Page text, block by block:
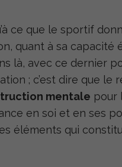
ce que le sportif
quant à sa capacité
là, avec ce dernier
; c’est dire que le
mentale pour
en soi et en ses
éléments qui